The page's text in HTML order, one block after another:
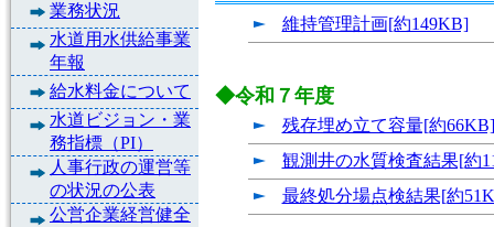
業務状況
水道用水供給事業
年報
給水料金について
水道ビジョン・業
務指標（PI）
人事行政の運営等
の状況の公表
公営企業経営健全
維持管理計画[約149KB]
◆令和７年度
残存埋め立て容量[約66KB]
観測井の水質検査結果[約
最終処分場点検結果[約